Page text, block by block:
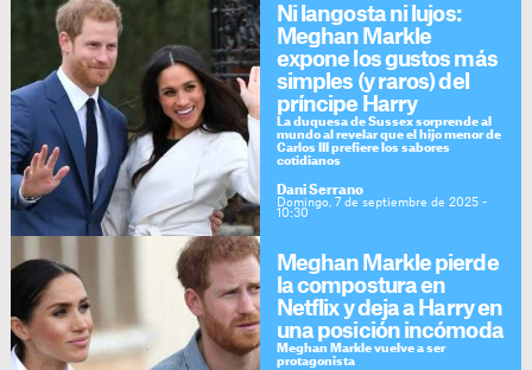
Ni langosta ni lujos:
Meghan Markle
expone los gustos más
simples (y raros) del
príncipe Harry
La duquesa de Sussex sorprende al
mundo al revelar que el hijo menor de
Carlos III prefiere los sabores
cotidianos
Dani Serrano
Domingo, 7 de septiembre de 2025 -
10:30
Meghan Markle pierde
la compostura en
Netflix y deja a Harry en
una posición incómoda
Meghan Markle vuelve a ser
protagonista